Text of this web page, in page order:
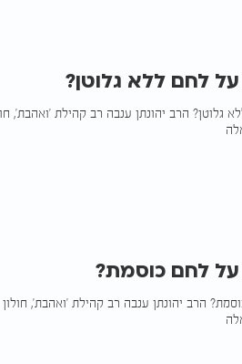
לחם ללא גלוטן?
גלוטן? הרב יהונתן ענבה רב קהילת 'ואהבת',
לחם כוסמת?
הרב יהונתן ענבה רב קהילת 'ואהבת',